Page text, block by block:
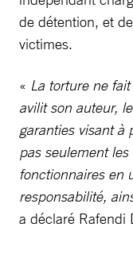
de détention, et
victimes.
« La torture ne
avilit son auteur,
garanties visant à
pas seulement
fonctionnaires en
responsabilité,
a déclaré Rafendi